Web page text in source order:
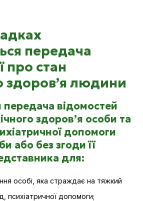
передача
про стан
здоров’я людини
передача відомостей
здоров’я особи та
допомоги
або без згоди її
для:
особі, яка страждає на тяжкий
психіатричної допомоги;